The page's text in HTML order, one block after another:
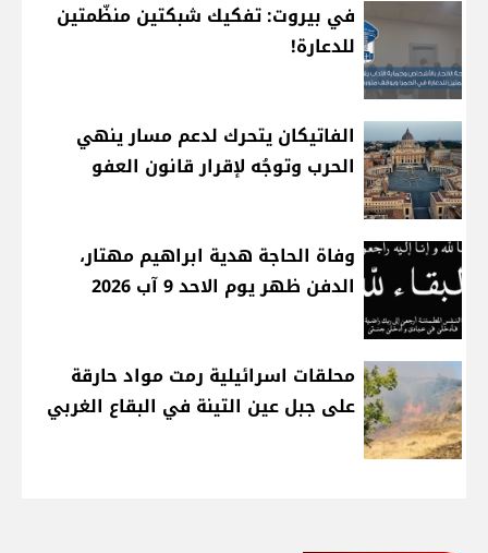
في بيروت: تفكيك شبكتين منظّمتين
للدعارة!
الفاتيكان يتحرك لدعم مسار ينهي
الحرب وتوجُه لإقرار قانون العفو
وفاة الحاجة هدية ابراهيم مهتار،
الدفن ظهر يوم الاحد 9 آب 2026
محلقات اسرائيلية رمت مواد حارقة
على جبل عين التينة في البقاع الغربي